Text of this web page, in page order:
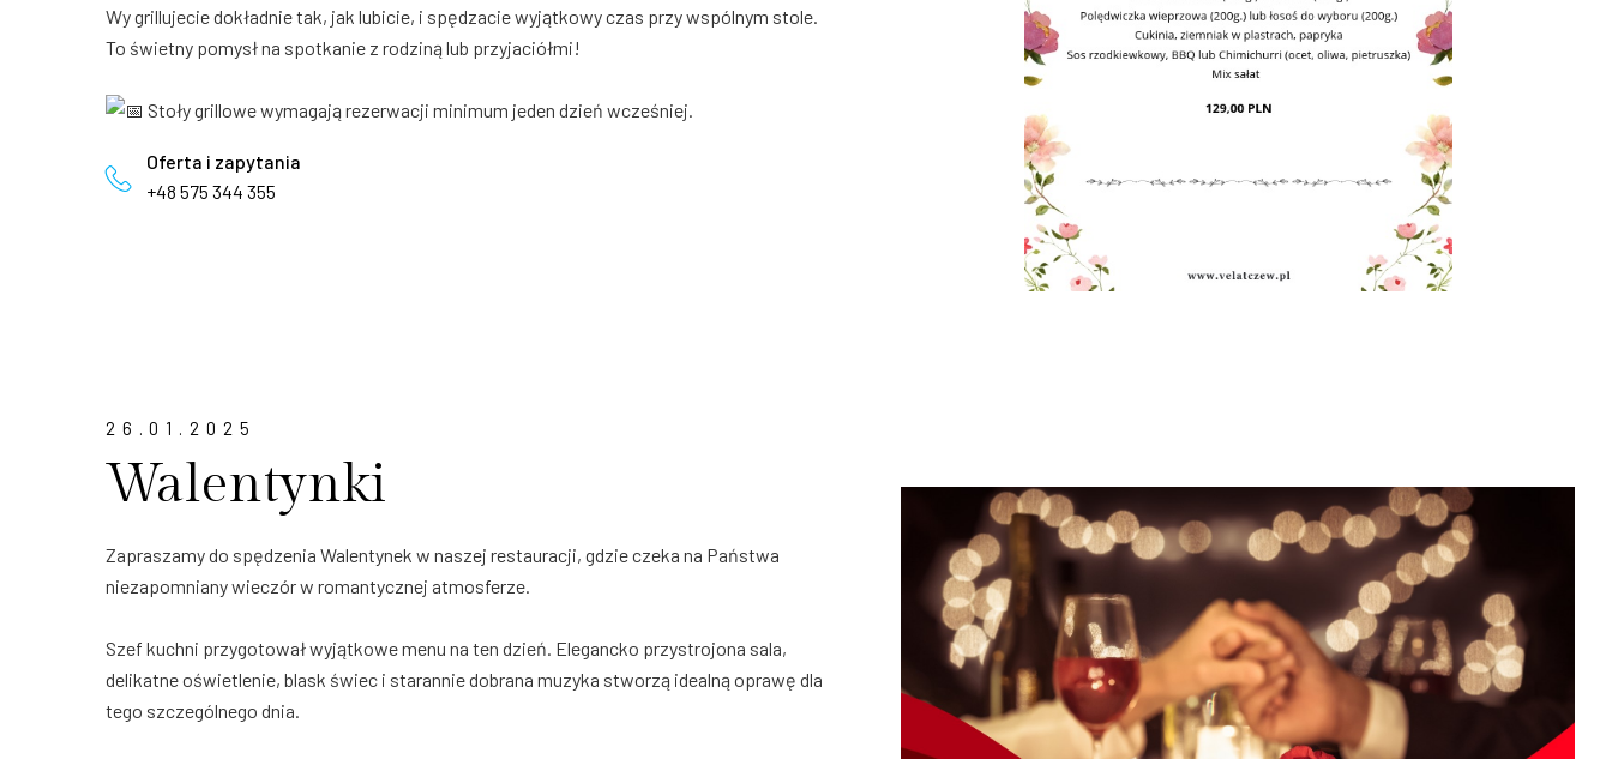
Wy grillujecie dokładnie tak, jak lubicie, i spędzacie wyjątkowy czas przy wspólnym stole.
To świetny pomysł na spotkanie z rodziną lub przyjaciółmi!
Stoły grillowe wymagają rezerwacji minimum jeden dzień wcześniej.
Oferta i zapytania
+48 575 344 355
26.01.2025
Walentynki
Zapraszamy do spędzenia Walentynek w naszej restauracji, gdzie czeka na Państwa
niezapomniany wieczór w romantycznej atmosferze.
Szef kuchni przygotował wyjątkowe menu na ten dzień. Elegancko przystrojona sala,
delikatne oświetlenie, blask świec i starannie dobrana muzyka stworzą idealną oprawę dla
tego szczególnego dnia.